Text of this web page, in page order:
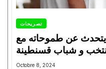
تصريحات
يتحدث عن طموحاته مع
و شباب قسنطينة
Octobre 8, 2024